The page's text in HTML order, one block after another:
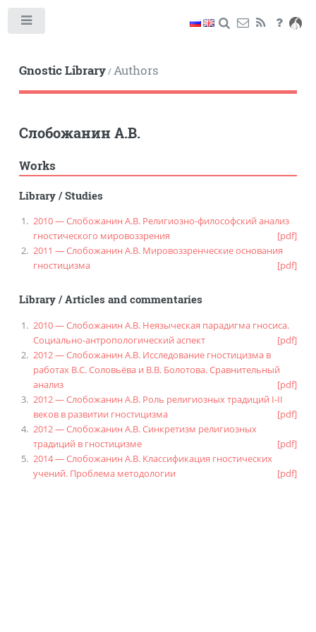
Gnostic Library/Authors
Слобожанин А.В.
Works
Library/Studies
2010 — Слобожанин А.В. Религиозно-философский анализ
гностического мировоззрения
[pdf]
2011 — Слобожанин А.В. Мировоззренческие основания
гностицизма
[pdf]
Library/Articles and commentaries
2010 — Слобожанин А.В. Неязыческая парадигма гносиса.
Социально-антропологический аспект
[pdf]
2012 — Слобожанин А.В. Исследование гностицизма в
работах В.С. Соловьёва и В.В. Болотова. Сравнительный
анализ
[pdf]
2012 — Слобожанин А.В. Роль религиозных традиций I-II
веков в развитии гностицизма
[pdf]
2012 — Слобожанин А.В. Синкретизм религиозных
традиций в гностицизме
[pdf]
2014 — Слобожанин А.В. Классификация гностических
учений. Проблема методологии
[pdf]